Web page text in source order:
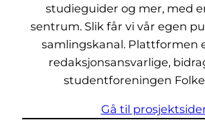
studieguider og mer, med
sentrum. Slik får vi vår egen
samlingskanal. Plattformen
redaksjonsansvarlige,
studentforeningen
Gå til